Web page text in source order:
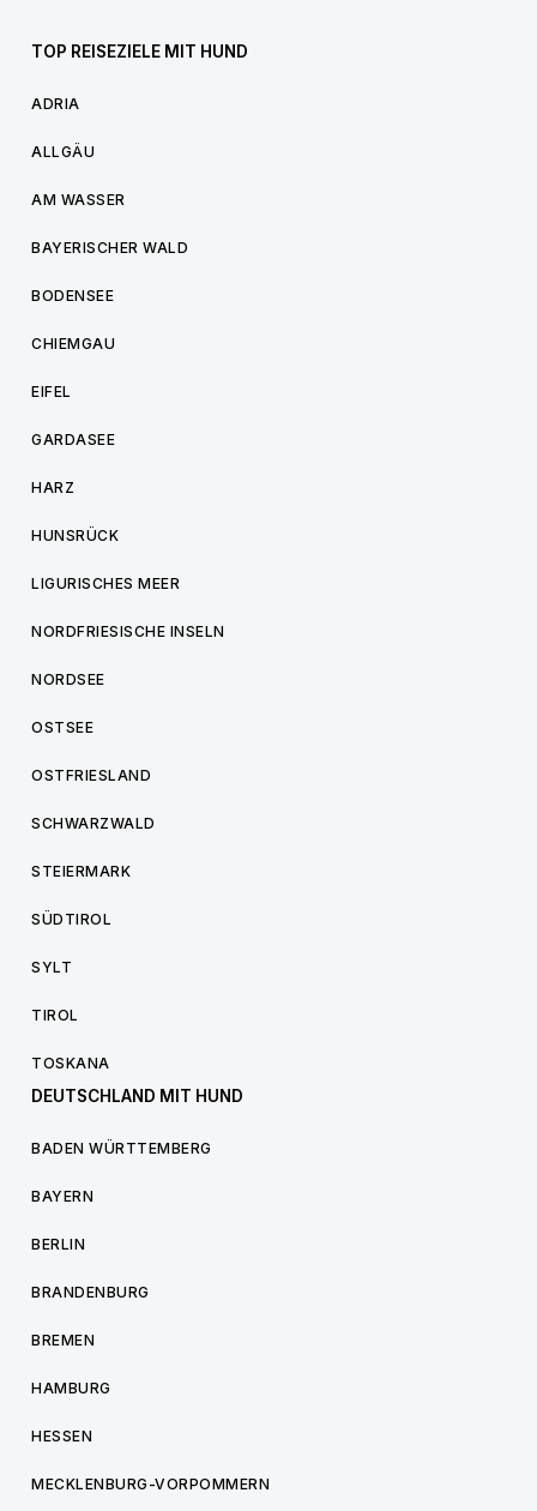
TOP REISEZIELE MIT HUND
ADRIA
ALLGÄU
AM WASSER
BAYERISCHER WALD
BODENSEE
CHIEMGAU
EIFEL
GARDASEE
HARZ
HUNSRÜCK
LIGURISCHES MEER
NORDFRIESISCHE INSELN
NORDSEE
OSTSEE
OSTFRIESLAND
SCHWARZWALD
STEIERMARK
SÜDTIROL
SYLT
TIROL
TOSKANA
DEUTSCHLAND MIT HUND
BADEN WÜRTTEMBERG
BAYERN
BERLIN
BRANDENBURG
BREMEN
HAMBURG
HESSEN
MECKLENBURG-VORPOMMERN